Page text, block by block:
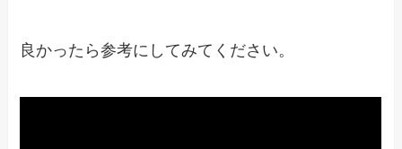
良かったら参考にしてみてください。